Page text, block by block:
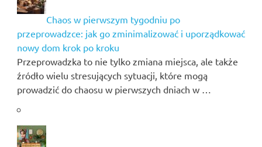
Chaos w pierwszym tygodniu po
przeprowadzce: jak go zminimalizować i uporządkować
nowy dom krok po kroku
Przeprowadzka to nie tylko zmiana miejsca, ale także
źródło wielu stresujących sytuacji, które mogą
prowadzić do chaosu w pierwszych dniach w …